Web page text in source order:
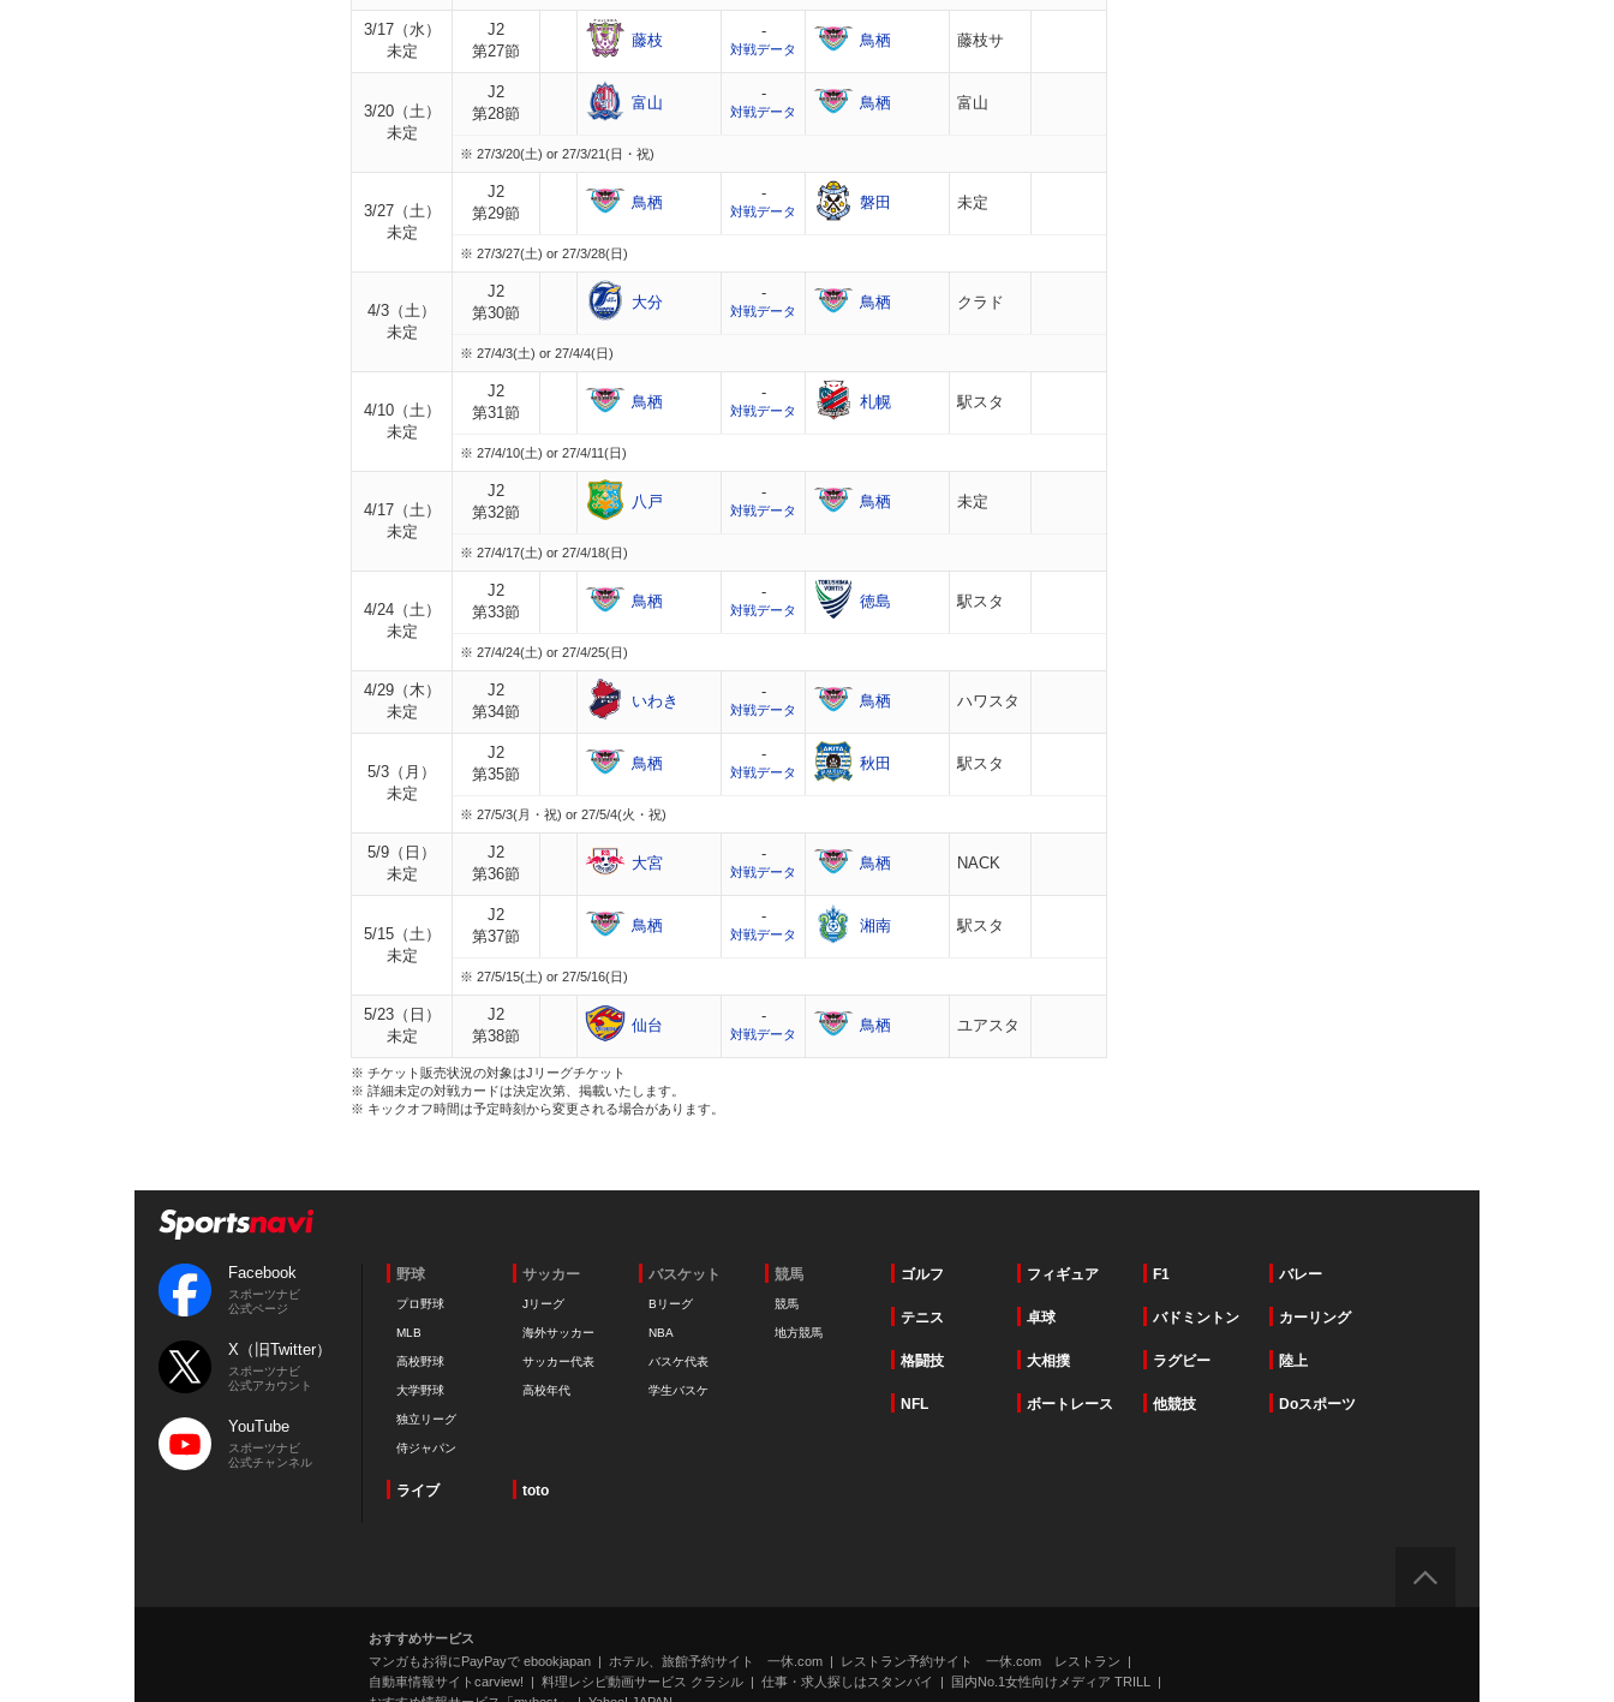
3/17（水）
未定
J2
第27節
藤枝
-
対戦データ 鳥栖 藤枝サ
3/20（土）
未定
J2
第28節
富山
-
対戦データ 鳥栖 富山
※ 27/3/20(土) or 27/3/21(日・祝)
3/27（土）
未定
J2
第29節
鳥栖
-
対戦データ 磐田 未定
※ 27/3/27(土) or 27/3/28(日)
4/3（土）
未定
J2
第30節
大分
-
対戦データ 鳥栖 クラド
※ 27/4/3(土) or 27/4/4(日)
4/10（土）
未定
J2
第31節
鳥栖
-
対戦データ 札幌 駅スタ
※ 27/4/10(土) or 27/4/11(日)
4/17（土）
未定
J2
第32節
八戸
-
対戦データ 鳥栖 未定
※ 27/4/17(土) or 27/4/18(日)
4/24（土）
未定
J2
第33節
鳥栖
-
対戦データ 徳島 駅スタ
※ 27/4/24(土) or 27/4/25(日)
4/29（木）
未定
J2
第34節
いわき
-
対戦データ 鳥栖 ハワスタ
5/3（月）
未定
J2
第35節
鳥栖
-
対戦データ 秋田 駅スタ
※ 27/5/3(月・祝) or 27/5/4(火・祝)
5/9（日）
未定
J2
第36節
大宮
-
対戦データ 鳥栖 NACK
5/15（土）
未定
J2
第37節
鳥栖
-
対戦データ 湘南 駅スタ
※ 27/5/15(土) or 27/5/16(日)
5/23（日）
未定
J2
第38節
仙台
-
対戦データ 鳥栖 ユアスタ
※ チケット販売状況の対象はJリーグチケット
※ 詳細未定の対戦カードは決定次第、掲載いたします。
※ キックオフ時間は予定時刻から変更される場合があります。
Facebook
スポーツナビ
公式ページ
X（旧Twitter）
スポーツナビ
公式アカウント
YouTube
スポーツナビ
公式チャンネル
野球
プロ野球
MLB
高校野球
大学野球
独立リーグ
侍ジャパン
サッカー
Jリーグ
海外サッカー
サッカー代表
高校年代
バスケット
Bリーグ
NBA
バスケ代表
学生バスケ
競馬
競馬
地方競馬
ゴルフ フィギュア F1 バレー
テニス 卓球 バドミントン カーリング
格闘技 大相撲 ラグビー 陸上
NFL ボートレース 他競技 Doスポーツ
ライブ toto
おすすめサービス
マンガもお得にPayPayで ebookjapan
ホテル、旅館予約サイト 一休.com
レストラン予約サイト 一休.com レストラン
自動車情報サイトcarview!
料理レシピ動画サービス クラシル 仕事・求人探しはスタンバイ
国内No.1女性向けメディア TRILL